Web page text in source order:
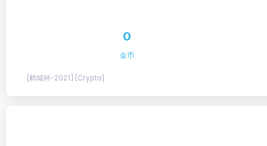
0
金币
[鹤城杯-2021] [Crypto]